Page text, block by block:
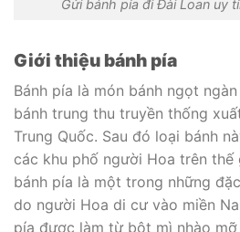
Gửi bánh pía đi Đài Loan uy
Giới thiệu bánh pía
Bánh pía là món bánh ngọt
bánh trung thu truyền thống
Trung Quốc. Sau đó loại bánh
các khu phố người Hoa trên thế
bánh pía là một trong những
do người Hoa di cư vào miền
pía được làm từ bột mì nhào